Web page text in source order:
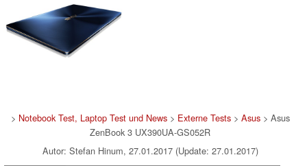
> Notebook Test, Laptop Test und News> Externe Tests> Asus> Asus
ZenBook 3 UX390UA-GS052R
Autor: Stefan Hinum, 27.01.2017 (Update: 27.01.2017)